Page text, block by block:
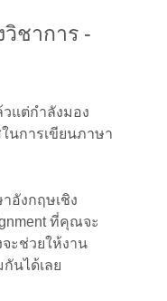
ชาการ -
แต่กำลังมอง
นการเขียนภาษา
อังกฤษเชิง
ที่คุณจะ
ะช่วยให้งาน
นได้เลย